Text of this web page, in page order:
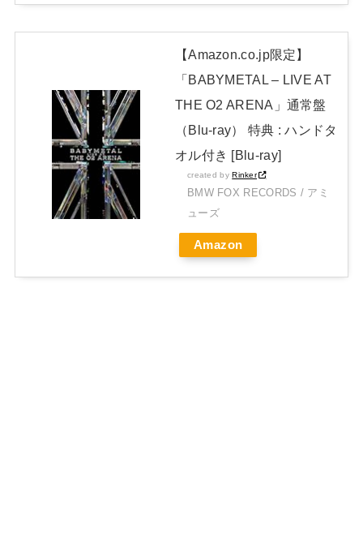
【Amazon.co.jp限定】
「BABYMETAL – LIVE AT
THE O2 ARENA」通常盤
（Blu-ray） 特典 : ハンドタ
オル付き [Blu-ray]
created byRinker
BMW FOX RECORDS / アミ
ューズ
Amazon